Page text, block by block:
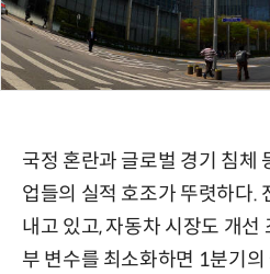
국정 혼란과 글로벌 경기 침체
업들의 실적 호조가 뚜렷하다.
내고 있고, 자동차 시장도 개선
부 변수를 최소화하면 1분기